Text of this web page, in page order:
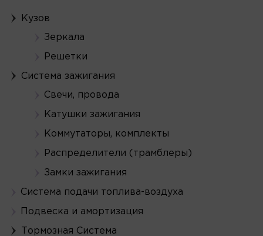
Кузов
Зеркала
Решетки
Система зажигания
Свечи, провода
Катушки зажигания
Коммутаторы, комплекты
Распределители (трамблеры)
Замки зажигания
Система подачи топлива-воздуха
Подвеска и амортизация
Тормозная Система